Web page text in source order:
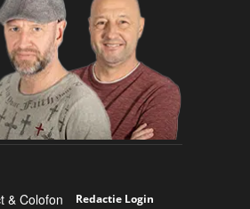
& Colofon Redactie Login